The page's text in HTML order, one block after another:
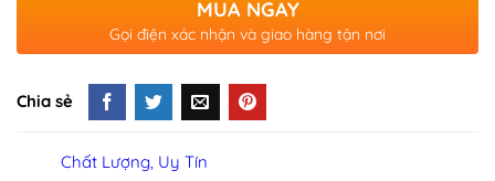
MUA NGAY
Gọi điện xác nhận và giao hàng tận nơi
Chia sẻ
Chất Lượng, Uy Tín